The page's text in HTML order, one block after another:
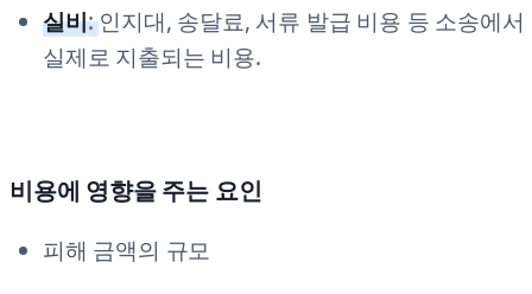
실비:인지대, 송달료, 서류 발급 비용 등 소송에서
실제로 지출되는 비용.
비용에 영향을 주는 요인
피해 금액의 규모